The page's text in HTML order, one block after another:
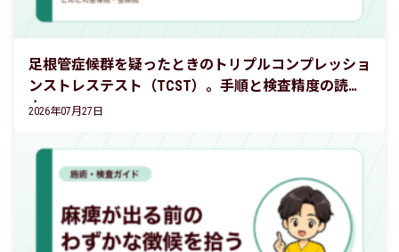
足根管症候群を疑ったときのトリプルコンプレッショ
ンストレステスト（TCST）。手順と検査精度の読み
方
2026年07月27日